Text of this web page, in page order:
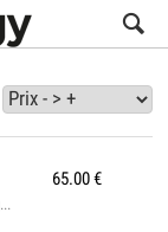
65.00€